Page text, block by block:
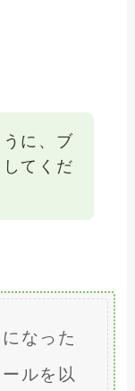
に、ブ
てくだ
なった
ルを以